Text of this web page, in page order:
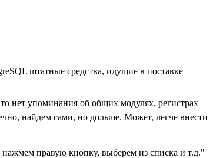
штатные средства, идущие в поставке
нет упоминания об общих модулях, регистрах
найдем сами, но дольше. Может, легче внести
правую кнопку, выберем из списка и т.д."